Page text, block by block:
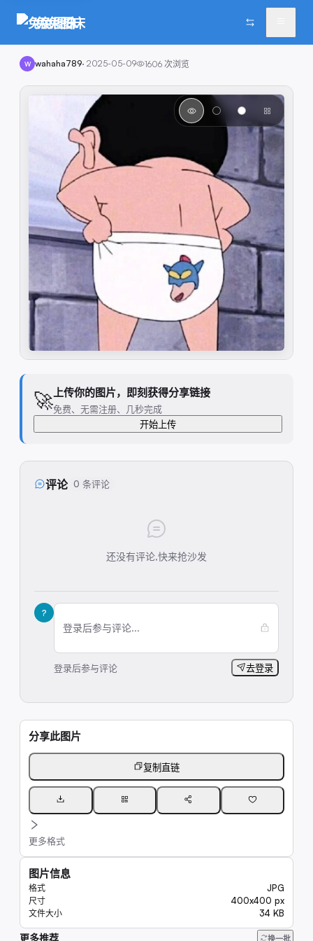
兔兔图床
W wahaha789· 2025-05-09 1606 次浏览
🚀上传你的图片，即刻获得分享链接
免费、无需注册、几秒完成
开始上传
评论 0 条评论
还没有评论,快来抢沙发
?
登录后参与评论...
登录后参与评论 去登录
分享此图片
复制直链
更多格式
图片信息
格式 JPG
尺寸 400x400 px
文件大小 34 KB
更多推荐 换一批
6.6K